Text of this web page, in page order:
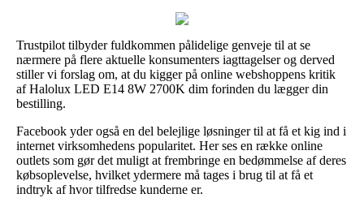
Trustpilot tilbyder fuldkommen pålidelige genveje til at se
nærmere på flere aktuelle konsumenters iagttagelser og derved
stiller vi forslag om, at du kigger på online webshoppens kritik
af Halolux LED E14 8W 2700K dim forinden du lægger din
bestilling.
Facebook yder også en del belejlige løsninger til at få et kig ind i
internet virksomhedens popularitet. Her ses en række online
outlets som gør det muligt at frembringe en bedømmelse af deres
købsoplevelse, hvilket ydermere må tages i brug til at få et
indtryk af hvor tilfredse kunderne er.